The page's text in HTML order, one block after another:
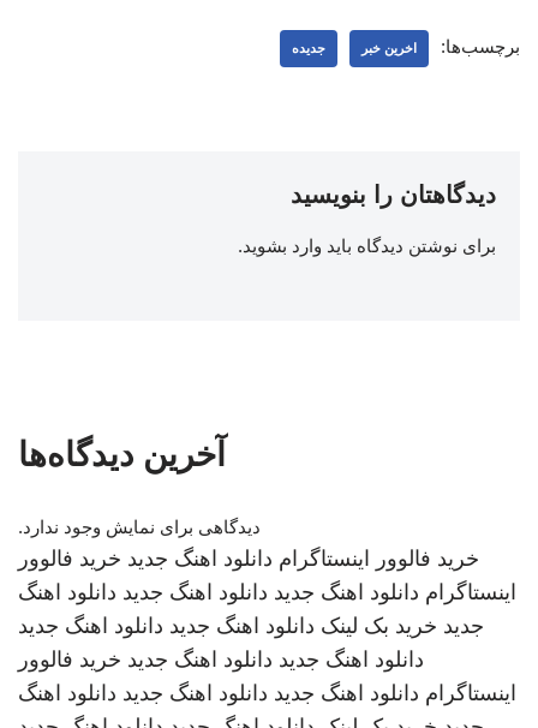
برچسب‌ها: اخرین خبر جدیده
دیدگاهتان را بنویسید
برای نوشتن دیدگاه باید وارد بشوید.
آخرین دیدگاه‌ها
دیدگاهی برای نمایش وجود ندارد.
خرید فالوور اینستاگرام دانلود اهنگ جدید خرید فالوور
اینستاگرام دانلود اهنگ جدید دانلود اهنگ جدید دانلود اهنگ
جدید خرید بک لینک دانلود اهنگ جدید دانلود اهنگ جدید
دانلود اهنگ جدید دانلود اهنگ جدید خرید فالوور
اینستاگرام دانلود اهنگ جدید دانلود اهنگ جدید دانلود اهنگ